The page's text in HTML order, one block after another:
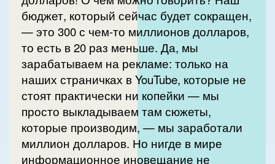
бюджет, который сейчас будет сокращен,
— это 300 с чем-то миллионов долларов,
то есть в 20 раз меньше. Да, мы
зарабатываем на рекламе: только на
наших страничках в YouTube, которые не
стоят практически ни копейки — мы
просто выкладываем там сюжеты,
которые производим, — мы заработали
миллион долларов. Но нигде в мире
информационное иновещание не